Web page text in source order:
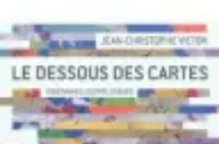
Itinéraires Insolites